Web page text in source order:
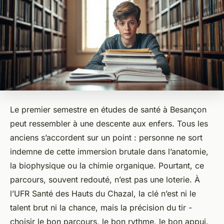
Le premier semestre en études de santé à Besançon
peut ressembler à une descente aux enfers. Tous les
anciens s’accordent sur un point : personne ne sort
indemne de cette immersion brutale dans l’anatomie,
la biophysique ou la chimie organique. Pourtant, ce
parcours, souvent redouté, n’est pas une loterie. À
l’UFR Santé des Hauts du Chazal, la clé n’est ni le
talent brut ni la chance, mais la précision du tir -
choisir le bon parcours, le bon rythme, le bon appui.